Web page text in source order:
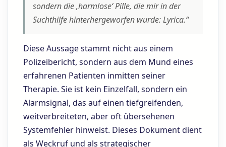
sondern die ‚harmlose‘ Pille, die mir in der
Suchthilfe hinterhergeworfen wurde: Lyrica.“
Diese Aussage stammt nicht aus einem
Polizeibericht, sondern aus dem Mund eines
erfahrenen Patienten inmitten seiner
Therapie. Sie ist kein Einzelfall, sondern ein
Alarmsignal, das auf einen tiefgreifenden,
weitverbreiteten, aber oft übersehenen
Systemfehler hinweist. Dieses Dokument dient
als Weckruf und als strategischer